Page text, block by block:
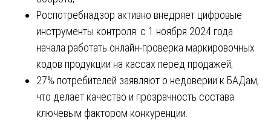
Роспотребнадзор активно внедряет цифровые
инструменты контроля: с 1 ноября 2024 года
начала работать онлайн-проверка маркировочных
кодов продукции на кассах перед продажей;
27% потребителей заявляют о недоверии к БАДам,
что делает качество и прозрачность состава
ключевым фактором конкуренции.